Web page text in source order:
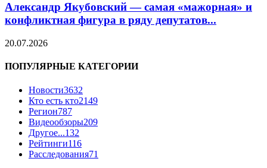
Александр Якубовский — самая «мажорная» и
конфликтная фигура в ряду депутатов...
20.07.2026
ПОПУЛЯРНЫЕ КАТЕГОРИИ
Новости3632
Кто есть кто2149
Регион787
Видеообзоры209
Другое...132
Рейтинги116
Расследования71